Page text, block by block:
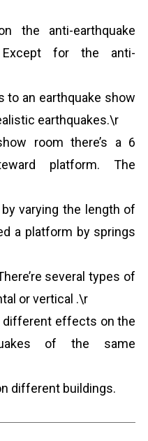
the anti-earthquake
Except for the anti-
to an earthquake show
earthquakes.\r
room there’s a 6
platform. The
varying the length of
a platform by springs
several types of
or vertical .\r
different effects on the
of the same
different buildings.